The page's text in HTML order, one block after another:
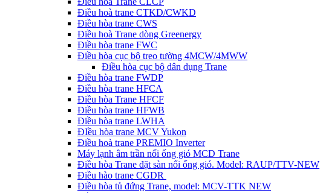
Điều hoà trane CTKD/CWKD
Điều hòa trane CWS
Điều hoà Trane dòng Greenergy
Điều hòa trane FWC
Điều hòa cục bộ treo tường 4MCW/4MWW
Điều hòa cục bộ dân dụng Trane
Điều hòa trane FWDP
Điều hòa trane HFCA
Điều hòa Trane HFCF
Điều hòa trane HFWB
Điều hòa trane LWHA
ĐIều hòa trane MCV Yukon
Điều hoà trane PREMIO Inverter
Máy lạnh âm trần nối ống gió MCD Trane
Điều hòa Trane đặt sàn nối ống gió. Model: RAUP/TTV-NEW
Điều hào trane CGDR
Điều hòa tủ đứng Trane, model: MCV-TTK NEW